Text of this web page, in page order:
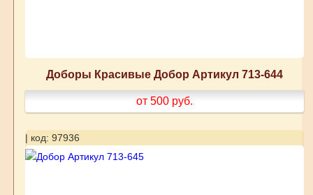
Доборы Красивые Добор Артикул 713-644
от 500 руб.
| код: 97936